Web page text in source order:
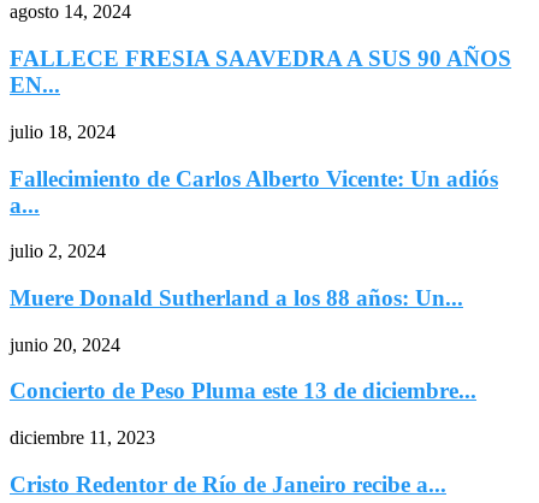
agosto 14, 2024
FALLECE FRESIA SAAVEDRA A SUS 90 AÑOS
EN...
julio 18, 2024
Fallecimiento de Carlos Alberto Vicente: Un adiós
a...
julio 2, 2024
Muere Donald Sutherland a los 88 años: Un...
junio 20, 2024
Concierto de Peso Pluma este 13 de diciembre...
diciembre 11, 2023
Cristo Redentor de Río de Janeiro recibe a...